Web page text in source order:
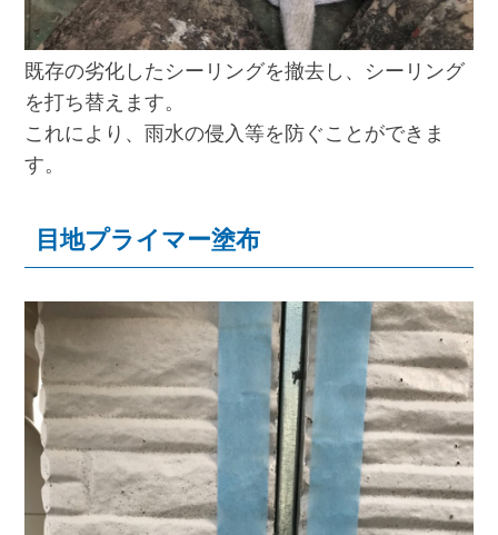
既存の劣化したシーリングを撤去し、シーリング
を打ち替えます。
これにより、雨水の侵入等を防ぐことができま
す。
目地プライマー塗布